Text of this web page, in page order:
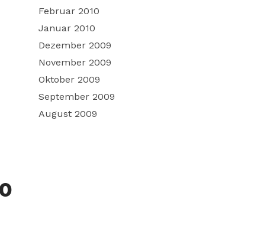
Februar 2010
Januar 2010
Dezember 2009
November 2009
Oktober 2009
September 2009
August 2009